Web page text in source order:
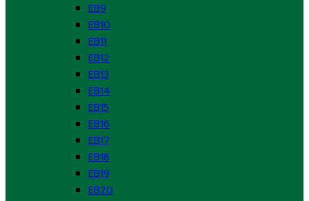
EB9
EB10
EB11
EB12
EB13
EB14
EB15
EB16
EB17
EB18
EB19
EB20